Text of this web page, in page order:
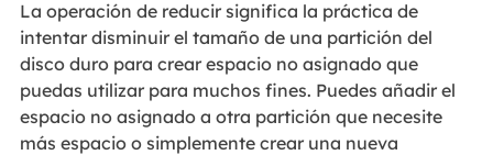
La operación de reducir significa la práctica de
intentar disminuir el tamaño de una partición del
disco duro para crear espacio no asignado que
puedas utilizar para muchos fines. Puedes añadir el
espacio no asignado a otra partición que necesite
más espacio o simplemente crear una nueva